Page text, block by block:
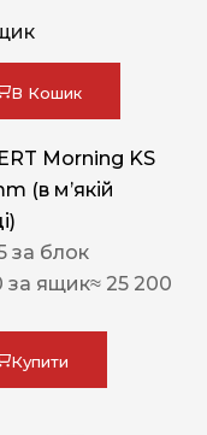
В Кошик
Morning KS
(в мʼякій
за блок
за ящик≈ 25 200
Купити